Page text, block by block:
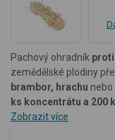
Pachový ohradník
zemědělské plodiny
brambor, hrachu nebo
ks koncentrátu a 200
Zobrazit více